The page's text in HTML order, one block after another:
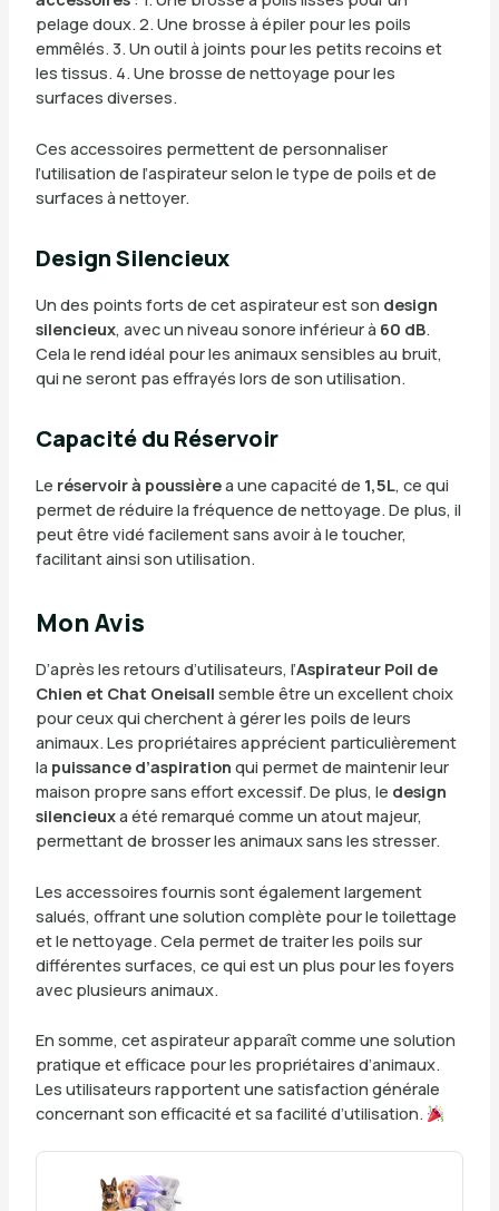
pelage doux. 2. Une brosse à épiler pour les poils
emmêlés. 3. Un outil à joints pour les petits recoins et
les tissus. 4. Une brosse de nettoyage pour les
surfaces diverses.
Ces accessoires permettent de personnaliser
l’utilisation de l’aspirateur selon le type de poils et de
surfaces à nettoyer.
Design Silencieux
Un des points forts de cet aspirateur est son design
silencieux, avec un niveau sonore inférieur à 60 dB.
Cela le rend idéal pour les animaux sensibles au bruit,
qui ne seront pas effrayés lors de son utilisation.
Capacité du Réservoir
Le réservoir à poussièrea une capacité de 1,5L, ce qui
permet de réduire la fréquence de nettoyage. De plus, il
peut être vidé facilement sans avoir à le toucher,
facilitant ainsi son utilisation.
Mon Avis
D’après les retours d’utilisateurs, l’Aspirateur Poil de
Chien et Chat Oneisall semble être un excellent choix
pour ceux qui cherchent à gérer les poils de leurs
animaux. Les propriétaires apprécient particulièrement
la puissance d’aspiration qui permet de maintenir leur
maison propre sans effort excessif. De plus, le design
silencieuxa été remarqué comme un atout majeur,
permettant de brosser les animaux sans les stresser.
Les accessoires fournis sont également largement
salués, offrant une solution complète pour le toilettage
et le nettoyage. Cela permet de traiter les poils sur
différentes surfaces, ce qui est un plus pour les foyers
avec plusieurs animaux.
En somme, cet aspirateur apparaît comme une solution
pratique et efficace pour les propriétaires d’animaux.
Les utilisateurs rapportent une satisfaction générale
concernant son efficacité et sa facilité d’utilisation.